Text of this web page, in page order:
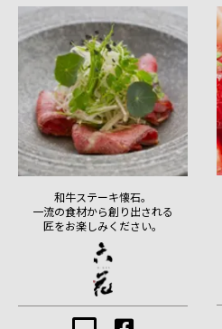
和牛ステーキ懐石。
一流の食材から創り出される
匠をお楽しみください。